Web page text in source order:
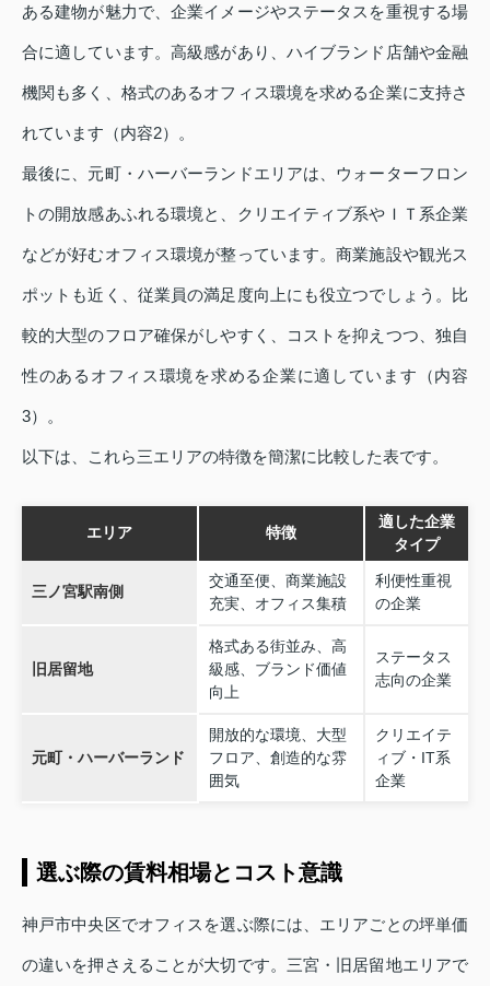
ある建物が魅力で、企業イメージやステータスを重視する場
合に適しています。高級感があり、ハイブランド店舗や金融
機関も多く、格式のあるオフィス環境を求める企業に支持さ
れています（内容2）。
最後に、元町・ハーバーランドエリアは、ウォーターフロン
トの開放感あふれる環境と、クリエイティブ系やＩＴ系企業
などが好むオフィス環境が整っています。商業施設や観光ス
ポットも近く、従業員の満足度向上にも役立つでしょう。比
較的大型のフロア確保がしやすく、コストを抑えつつ、独自
性のあるオフィス環境を求める企業に適しています（内容
3）。
以下は、これら三エリアの特徴を簡潔に比較した表です。
エリア 特徴
適した企業
タイプ
三ノ宮駅南側
交通至便、商業施設
充実、オフィス集積
利便性重視
の企業
旧居留地
格式ある街並み、高
級感、ブランド価値
向上
ステータス
志向の企業
元町・ハーバーランド
開放的な環境、大型
フロア、創造的な雰
囲気
クリエイテ
ィブ・IT系
企業
選ぶ際の賃料相場とコスト意識
神戸市中央区でオフィスを選ぶ際には、エリアごとの坪単価
の違いを押さえることが大切です。三宮・旧居留地エリアで